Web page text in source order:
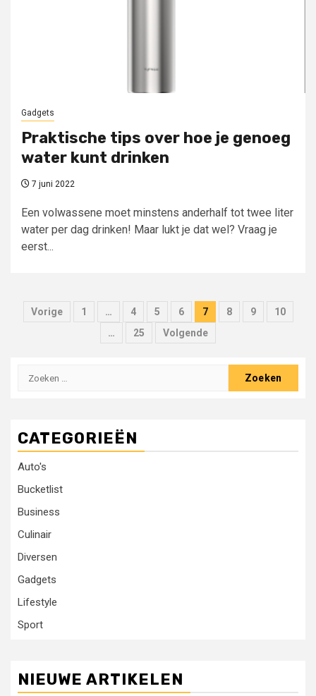
Gadgets
Praktische tips over hoe je genoeg
water kunt drinken
7 juni 2022
Een volwassene moet minstens anderhalf tot twee liter
water per dag drinken! Maar lukt je dat wel? Vraag je
eerst...
Berichten
paginering
Vorige 1 … 4 5 6 7 8 9
10
…
25 Volgende
Zoeken
CATEGORIEËN
Auto's
Bucketlist
Business
Culinair
Diversen
Gadgets
Lifestyle
Sport
NIEUWE ARTIKELEN